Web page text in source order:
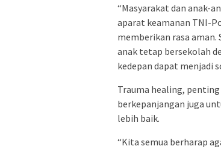
“Masyarakat dan anak-
aparat keamanan TNI-
memberikan rasa
anak tetap bersekolah
kedepan dapat menjadi
Trauma healing,
berkepanjangan juga
lebih baik.
“Kita semua berharap